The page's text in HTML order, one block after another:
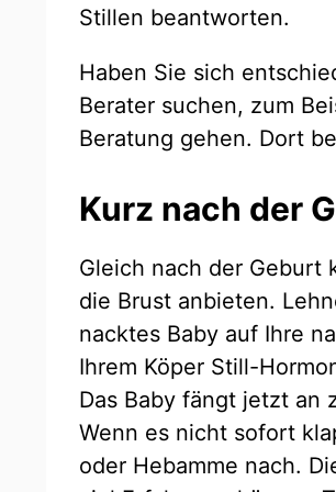
Stillen beantworten.
Haben Sie sich
Berater suchen, zum
Beratung gehen. Dort
Kurz nach der
Gleich nach der Geburt
die Brust anbieten.
nacktes Baby auf Ihre
Ihrem Köper Still-
Das Baby fängt jetzt an
Wenn es nicht sofort
oder Hebamme nach.